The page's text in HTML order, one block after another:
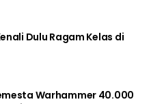
Dulu Ragam Kelas di
Warhammer 40.000